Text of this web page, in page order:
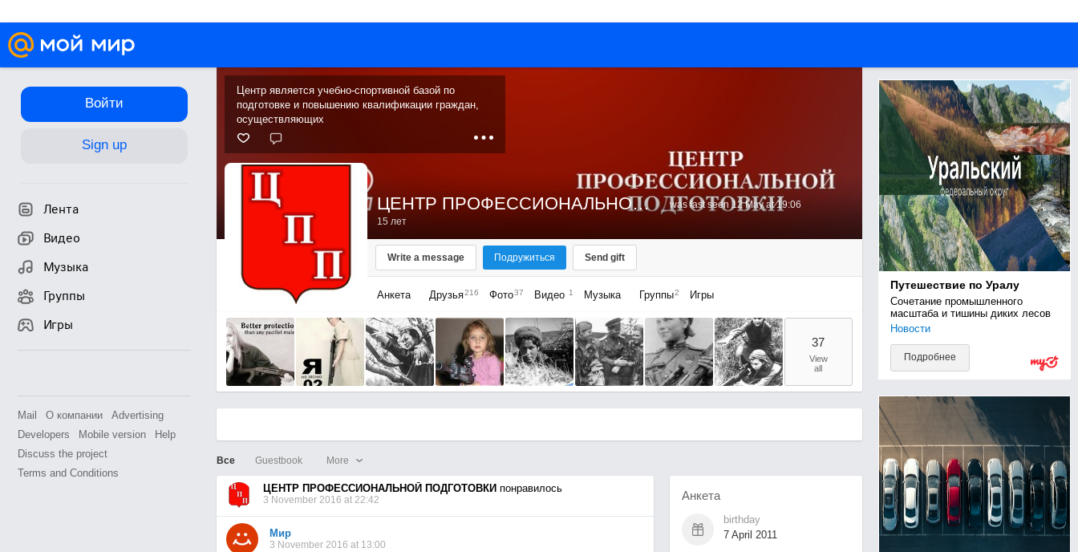
Войти
Sign up
Лента
Видео
Музыка
Группы
Игры
Mail О компании
Advertising
Developers
Mobile version
Help
Discuss the project
Terms and Conditions
ЦЕНТР ПРОФЕССИОНАЛЬНОЙ ПОДГОТОВКИ
was last seen 12 May at 19:06
15 лет
Центр является учебно-спортивной базой по
подготовке и повышению квалификации граждан,
осуществляющих
Write a message Подружиться Send gift
Анкета Друзья216 Фото37 Видео 1 Музыка Группы2 Игры
37
View
all
Все Guestbook More
ЦЕНТР ПРОФЕССИОНАЛЬНОЙ ПОДГОТОВКИ понравилось
3 November 2016 at 22:42
Мир
3 November 2016 at 13:00
Анкета
birthday
7 April 2011
Путешествие по Уралу
Сочетание промышленного
масштаба и тишины диких лесов
Новости
Подробнее